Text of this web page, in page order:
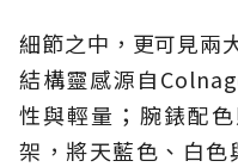
細節之中，更可見兩
結構靈感源自
性與輕量；腕錶配
架，將天藍色、白